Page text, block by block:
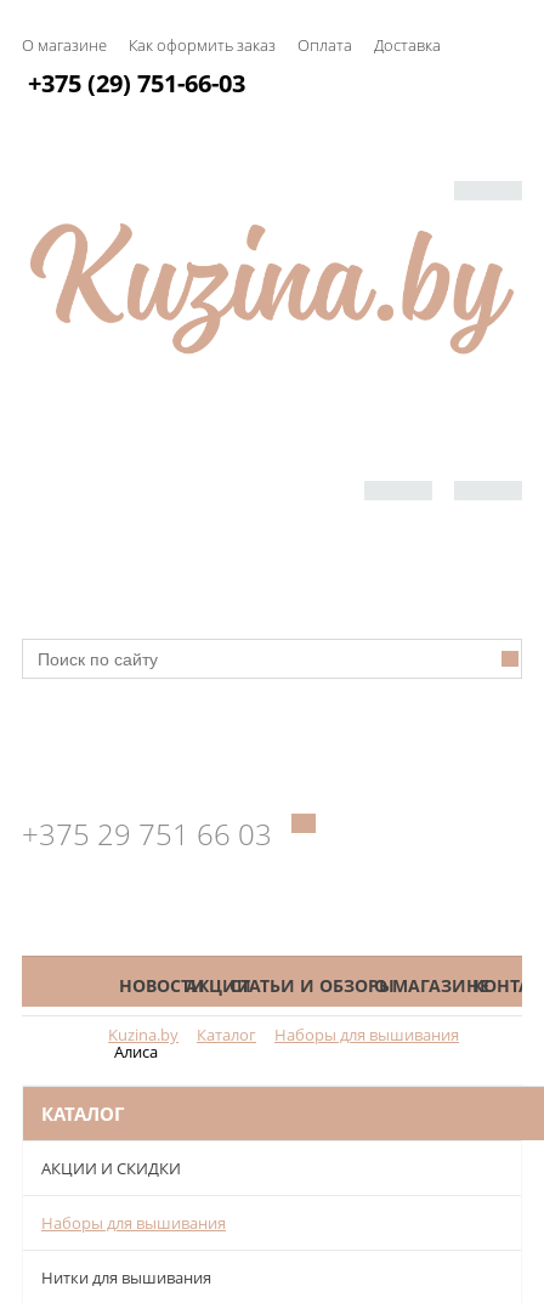
О магазине Как оформить заказ Оплата Доставка
+375 (29) 751-66-03
+375 29 751 66 03
КАТАЛОГНОВОСТИАКЦИИСТАТЬИ И ОБЗОРЫО МАГАЗИНЕ
Kuzina.by Каталог Наборы для вышивания
Алиса
КАТАЛОГ
АКЦИИ И СКИДКИ
Наборы для вышивания
Нитки для вышивания